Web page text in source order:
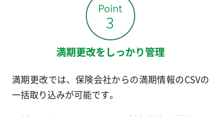
満期更改をしっかり管理
満期更改では、保険会社からの満期情報のCSVの
一括取り込みが可能です。